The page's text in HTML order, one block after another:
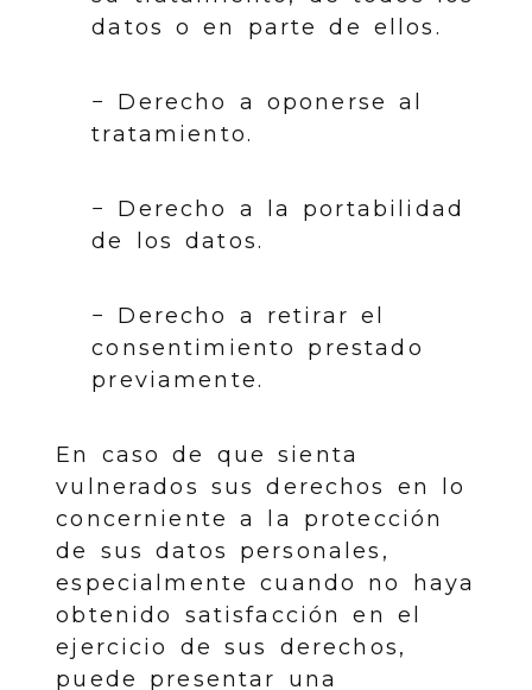
datos o en parte de ellos.
− Derecho a oponerse al
tratamiento.
− Derecho a la portabilidad
de los datos.
− Derecho a retirar el
consentimiento prestado
previamente.
En caso de que sienta
vulnerados sus derechos en lo
concerniente a la protección
de sus datos personales,
especialmente cuando no haya
obtenido satisfacción en el
ejercicio de sus derechos,
puede presentar una